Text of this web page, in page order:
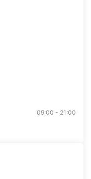
09:00 - 21:00